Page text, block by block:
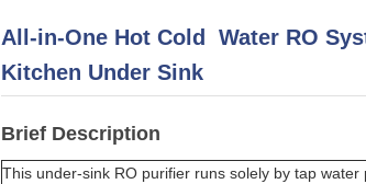
All-in-One Hot Cold Water RO
Kitchen Under Sink
Brief Description
This under-sink RO purifier runs solely by tap